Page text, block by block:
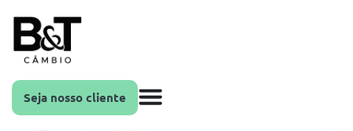
Seja nosso cliente